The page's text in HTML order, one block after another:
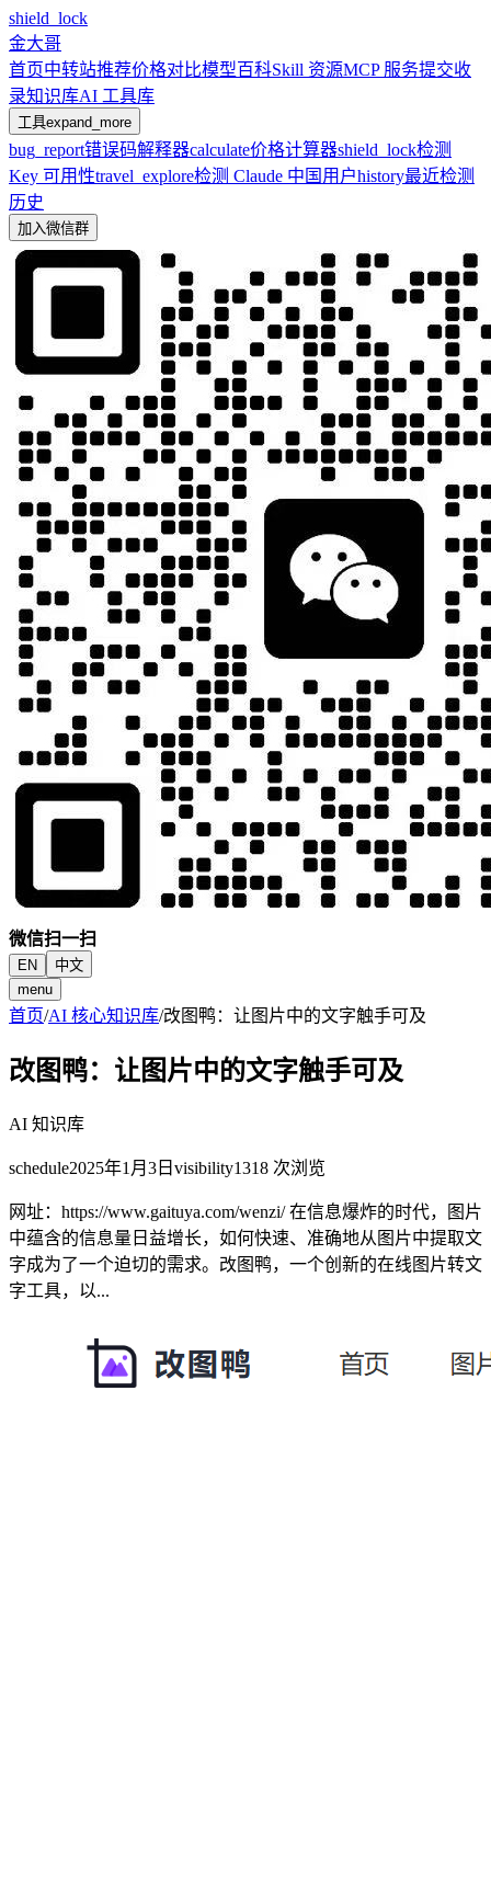
shield_lock
金大哥
首页中转站推荐价格对比模型百科Skill 资源MCP 服务提交收
录知识库AI 工具库
工具expand_more
bug_report错误码解释器calculate价格计算器shield_lock检测
Key 可用性travel_explore检测 Claude 中国用户history最近检测
历史
加入微信群
微信扫一扫
EN
中文
menu
首页/AI 核心知识库/改图鸭：让图片中的文字触手可及
改图鸭：让图片中的文字触手可及
AI 知识库
schedule2025年1月3日 visibility1318 次浏览
网址：https://www.gaituya.com/wenzi/ 在信息爆炸的时代，图片
中蕴含的信息量日益增长，如何快速、准确地从图片中提取文
字成为了一个迫切的需求。改图鸭，一个创新的在线图片转文
字工具，以...